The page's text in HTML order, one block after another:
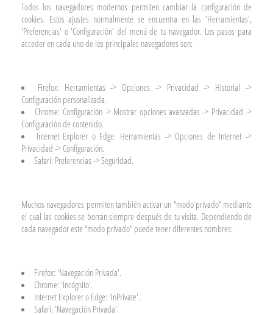
Todos los navegadores modernos permiten cambiar la configuración de
cookies. Estos ajustes normalmente se encuentra en las 'Herramientas',
'Preferencias' o 'Configuración' del menú de tu navegador. Los pasos para
acceder en cada uno de los principales navegadores son:
Firefox: Herramientas -> Opciones -> Privacidad -> Historial ->
Configuración personalizada.
Chrome: Configuración -> Mostrar opciones avanzadas -> Privacidad ->
Configuración de contenido.
Internet Explorer o Edge: Herramientas -> Opciones de Internet ->
Privacidad -> Configuración.
Safari: Preferencias -> Seguridad.
Muchos navegadores permiten también activar un “modo privado” mediante
el cual las cookies se borran siempre después de tu visita. Dependiendo de
cada navegador este “modo privado” puede tener diferentes nombres:
Firefox: 'Navegación Privada'.
Chrome: 'Incógnito'.
Internet Explorer o Edge: 'InPrivate'.
Safari: 'Navegación Privada'.